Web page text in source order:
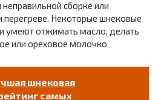
сборке или
перегреве. Некоторые шнековые
умеют отжимать масло, делать
или ореховое молочко.
шнековая
самых